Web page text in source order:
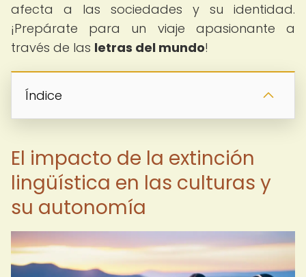
afecta a las sociedades y su identidad.
¡Prepárate para un viaje apasionante a
través de las letras del mundo!
Índice
El impacto de la extinción
lingüística en las culturas y
su autonomía